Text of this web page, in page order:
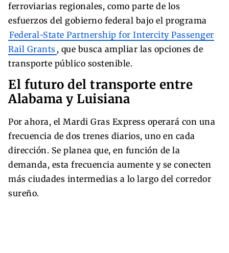
ferroviarias regionales, como parte de los
esfuerzos del gobierno federal bajo el programa
Federal-State Partnership for Intercity Passenger
Rail Grants , que busca ampliar las opciones de
transporte público sostenible.
El futuro del transporte entre
Alabama y Luisiana
Por ahora, el Mardi Gras Express operará con una
frecuencia de dos trenes diarios, uno en cada
dirección. Se planea que, en función de la
demanda, esta frecuencia aumente y se conecten
más ciudades intermedias a lo largo del corredor
sureño.